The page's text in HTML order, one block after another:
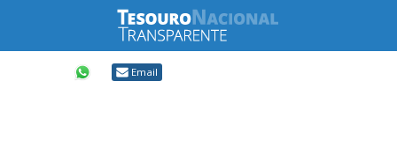
CompartilharEmail